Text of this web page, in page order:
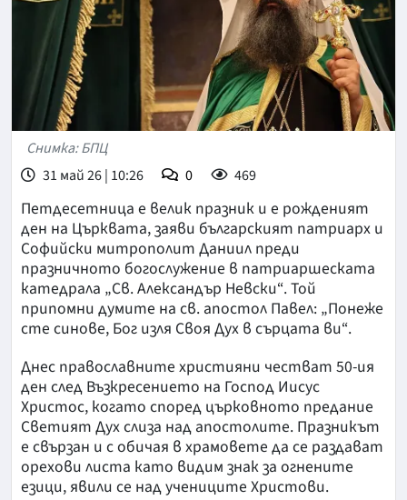
Снимка: БПЦ
31 май 26 | 10:26
0 469
Петдесетница е велик празник и е рожденият
ден на Църквата, заяви българският патриарх и
Софийски митрополит Даниил преди
празничното богослужение в патриаршеската
катедрала „Св. Александър Невски“. Той
припомни думите на св. апостол Павел: „Понеже
сте синове, Бог изля Своя Дух в сърцата ви“.
Днес православните християни честват 50-ия
ден след Възкресението на Господ Иисус
Христос, когато според църковното предание
Светият Дух слиза над апостолите. Празникът
е свързан и с обичая в храмовете да се раздават
орехови листа като видим знак за огнените
езици, явили се над учениците Христови.